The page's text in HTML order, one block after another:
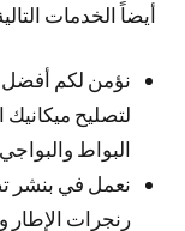
أيضاً الخدمات
نؤمن لكم أفضل
لتصليح
البواط
نعمل في بنشر
رنجرات الإطار